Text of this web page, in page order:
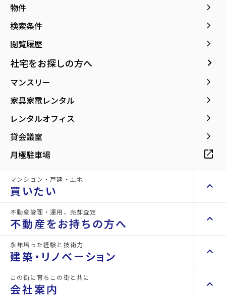
物件 keyboard_arrow_right
検索条件 keyboard_arrow_right
閲覧履歴 keyboard_arrow_right
社宅をお探しの方へ keyboard_arrow_right
マンスリー keyboard_arrow_right
家具家電レンタル keyboard_arrow_right
レンタルオフィス keyboard_arrow_right
貸会議室 keyboard_arrow_right
月極駐車場 open_in_new
マンション・戸建・土地
買いたい keyboard_arrow_up
不動産を買いたい方へ keyboard_arrow_right
space_dashboard
エリアから探す
不動産管理・運用、売却査定
不動産をお持ちの方へ keyboard_arrow_up
不動産をお持ちの方へ keyboard_arrow_right
山一地所の賃貸管理
永年培った経験と技術力
建築・リノベーション keyboard_arrow_up
建築・リノベーション keyboard_arrow_right
この街に育ちこの街と共に
会社案内 keyboard_arrow_up